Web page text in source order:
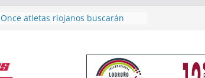
Once atletas riojanos buscarán
Un bronce en 4×400 y tres puestos
de finalista cierran la participación